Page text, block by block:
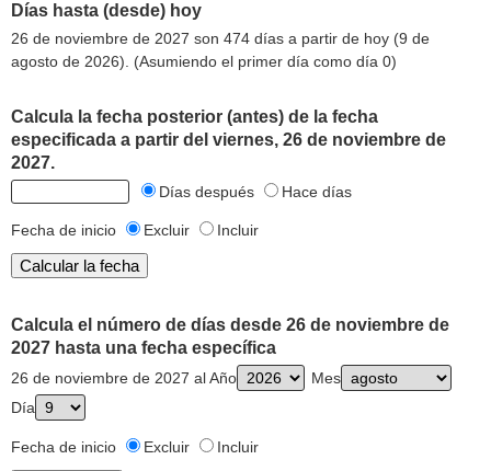
Días hasta (desde) hoy
26 de noviembre de 2027 son 474 días a partir de hoy (9 de
agosto de 2026). (Asumiendo el primer día como día 0)
Calcula la fecha posterior (antes) de la fecha
especificada a partir del viernes, 26 de noviembre de
2027.
Días después Hace días
Fecha de inicio Excluir Incluir
Calcula el número de días desde 26 de noviembre de
2027 hasta una fecha específica
26 de noviembre de 2027 al Año
Mes
Día
Fecha de inicio Excluir Incluir